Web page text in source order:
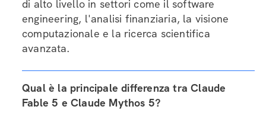
di alto livello in settori come il software
engineering, l'analisi finanziaria, la visione
computazionale e la ricerca scientifica
avanzata.
Qual è la principale differenza tra Claude
Fable 5 e Claude Mythos 5?